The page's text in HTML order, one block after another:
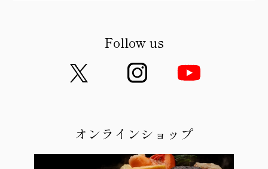
Follow us
オンラインショップ